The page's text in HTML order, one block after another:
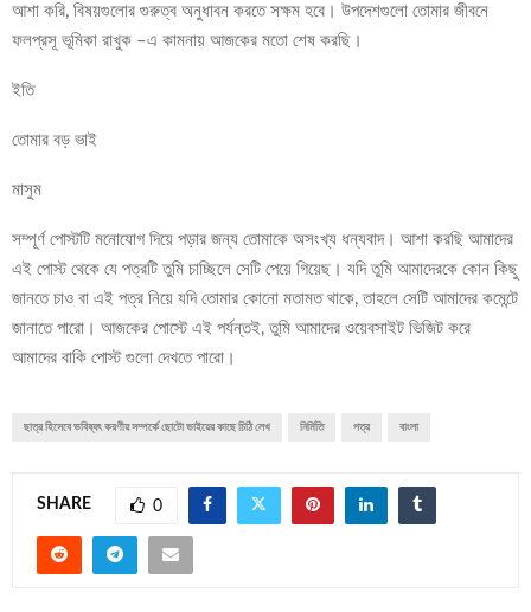
আশা করি, বিষয়গুলোর গুরুত্ব অনুধাবন করতে সক্ষম হবে। উপদেশগুলো তোমার জীবনে
ফলপ্রসূ ভূমিকা রাখুক –এ কামনায় আজকের মতো শেষ করছি।
ইতি
তোমার বড় ভাই
মাসুম
সম্পূর্ণ পোস্টটি মনোযোগ দিয়ে পড়ার জন্য তোমাকে অসংখ্য ধন্যবাদ। আশা করছি আমাদের
এই পোস্ট থেকে যে পত্রটি তুমি চাচ্ছিলে সেটি পেয়ে গিয়েছ। যদি তুমি আমাদেরকে কোন কিছু
জানতে চাও বা এই পত্র নিয়ে যদি তোমার কোনো মতামত থাকে, তাহলে সেটি আমাদের কমেন্টে
জানাতে পারো। আজকের পোস্টে এই পর্যন্তই, তুমি আমাদের ওয়েবসাইট ভিজিট করে
আমাদের বাকি পোস্ট গুলো দেখতে পারো।
ছাত্র হিসেবে ভবিষ্যৎ করণীয় সম্পর্কে ছোটো ভাইয়ের কাছে চিঠি লেখ নির্মিতি পত্র বাংলা
SHARE 0